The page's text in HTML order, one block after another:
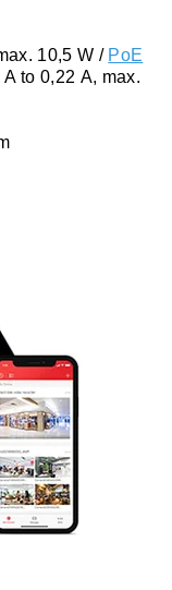
10,5 W / PoE
to 0,22 A, max.